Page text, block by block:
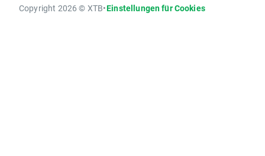
Copyright 2026 © XTB•Einstellungen für Cookies